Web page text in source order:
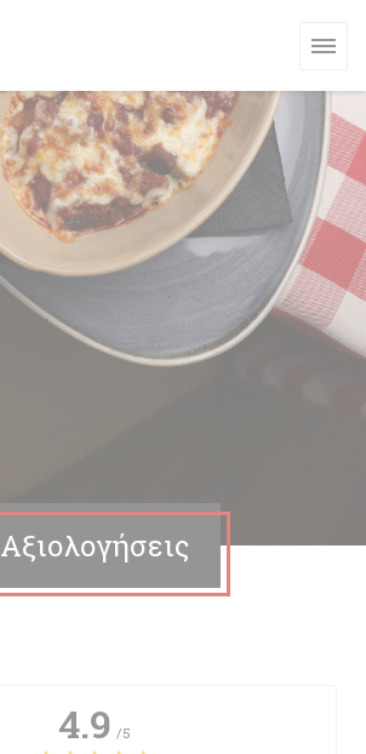
Αξιολογήσεις
4.9 /5